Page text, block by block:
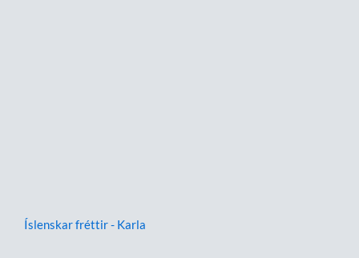
Íslenskar fréttir - Karla